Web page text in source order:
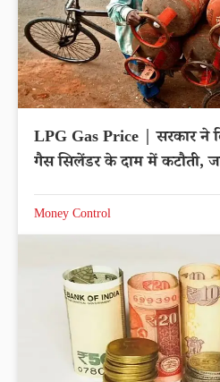
LPG Gas Price | सरकार ने
गैस सिलेंडर के दाम में कटौती,
Money Control